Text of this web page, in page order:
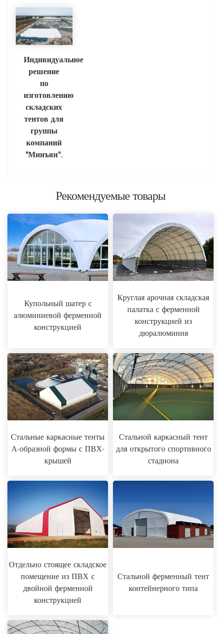
Индивидуальное
решение
по
изготовлению
складских
тентов для
группы
компаний
"Минъян".
Рекомендуемые товары
Купольный шатер с
алюминиевой ферменной
конструкцией
Круглая арочная складская
палатка с ферменной
конструкцией из
дюралюминия
Стальные каркасные тенты
А-образной формы с ПВХ-
крышей
Стальной каркасный тент
для открытого спортивного
стадиона
Отдельно стоящее складское
помещение из ПВХ с
двойной ферменной
конструкцией
Стальной ферменный тент
контейнерного типа